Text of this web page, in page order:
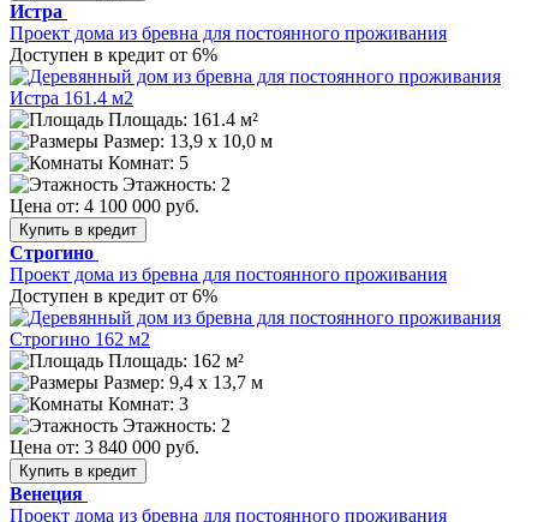
Истра
Проект дома из бревна для постоянного проживания
Доступен в кредит от 6%
Площадь: 161.4 м²
Размер: 13,9 х 10,0 м
Комнат: 5
Этажность: 2
Цена от: 4 100 000 руб.
Купить в кредит
Строгино
Проект дома из бревна для постоянного проживания
Доступен в кредит от 6%
Площадь: 162 м²
Размер: 9,4 x 13,7 м
Комнат: 3
Этажность: 2
Цена от: 3 840 000 руб.
Купить в кредит
Венеция
Проект дома из бревна для постоянного проживания